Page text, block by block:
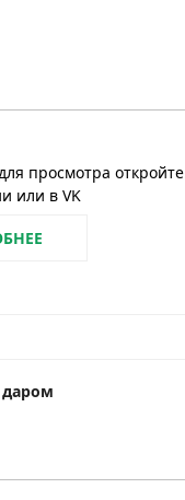
просмотра откройте
или в VK